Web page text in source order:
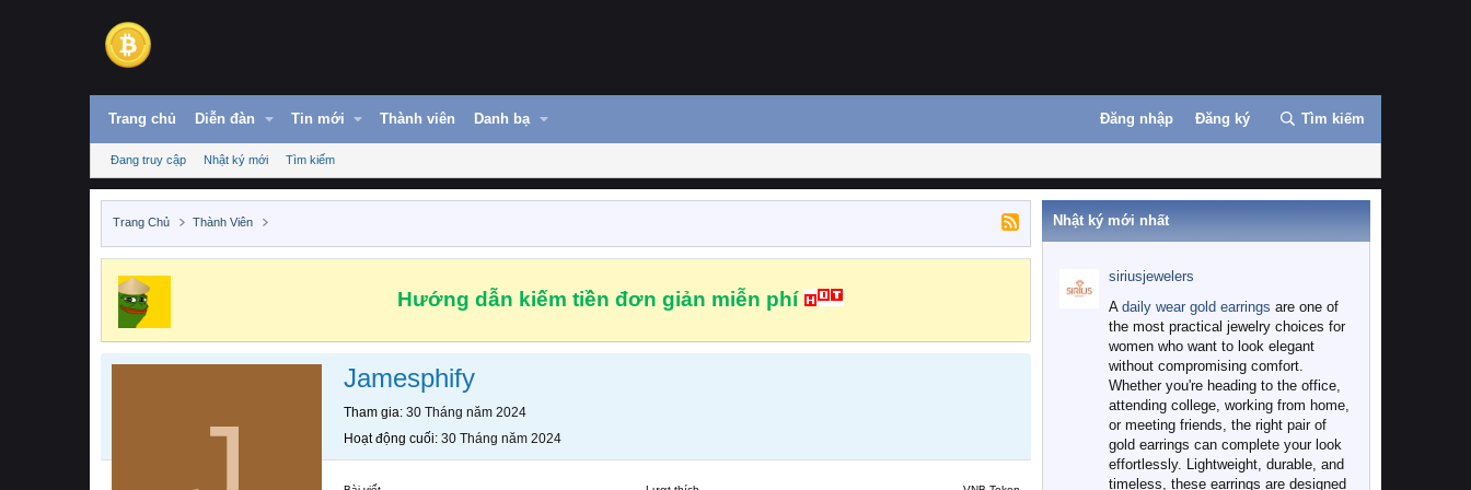
Trang chủ Diễn đàn Tin mới Thành viên Danh bạ Đăng nhập Đăng ký Tìm kiếm
Đang truy cập Nhật ký mới Tìm kiếm
Trang Chủ Thành Viên
Hướng dẫn kiếm tiền đơn giản miễn phí
Jamesphify
Tham gia 30 Tháng năm 2024
Hoạt động cuối 30 Tháng năm 2024
Nhật ký mới nhất
siriusjewelers
A daily wear gold earrings are one of
the most practical jewelry choices for
women who want to look elegant
without compromising comfort.
Whether you're heading to the office,
attending college, working from home,
or meeting friends, the right pair of
gold earrings can complete your look
effortlessly. Lightweight, durable, and
timeless, these earrings are designed